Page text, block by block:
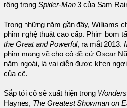
rộng trong Spider-Man 3 của Sam
Trong những năm gần đây, Williams
phim nghệ thuật cao cấp. Phim bom
the Great and Powerful, ra mắt 2013.
phim mang về cho cô đề cử Oscar
năm ngoái, là vai diễn được khen
của cô.
Sắp tới cô sẽ xuất hiện trong
Haynes, The Greatest Showman on